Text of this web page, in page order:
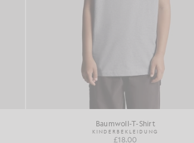
Baumwoll-T-Shirt
KINDERBEKLEIDUNG
£18.00